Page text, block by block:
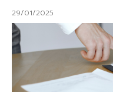
29/01/2025